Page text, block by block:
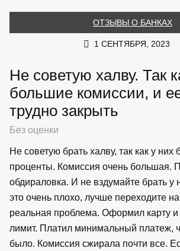
ОТЗЫВЫ О БАНКАХ
1 СЕНТЯБРЯ, 2023
Не советую халву. Так
большие комиссии, и
трудно закрыть
Без оценки
Не советую брать халву, так как у них
проценты. Комиссия очень большая.
обдираловка. И не вздумайте брать у
это очень плохо, лучше переходите
реальная проблема. Оформил карту и
лимит. Платил минимальный платеж,
было. Комиссия сжирала почти все.